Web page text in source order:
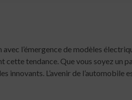
l’émergence de modèles
tendance. Que vous soyez un
innovants. L’avenir de l’automobile